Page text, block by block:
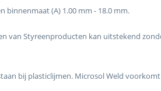
binnenmaat (A) 1.00 mm - 18.0 mm.
van Styreenproducten kan uitstekend
bij plasticlijmen. Microsol Weld